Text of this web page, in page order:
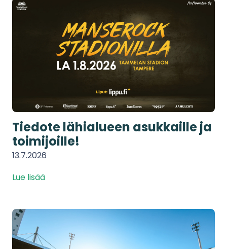
Tiedote lähialueen asukkaille ja
toimijoille!
13.7.2026
Lue lisää